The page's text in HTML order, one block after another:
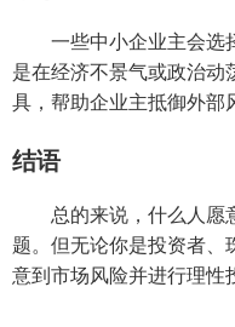
一些中小企业主会选
是在经济不景气或政治
具，帮助企业主抵御外部
结语
总的来说，什么人愿
题。但无论你是投资者、
意到市场风险并进行理性